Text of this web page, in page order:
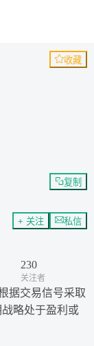
收藏
复制
+ 关注 私信
230
关注者
据交易信号采取
略处于盈利或